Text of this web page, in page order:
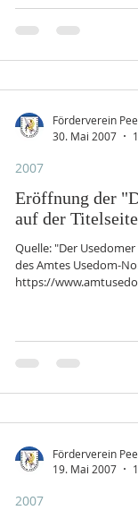
Dessau und Bautzen
Eröffnung der
auf der
Quelle: "Der
des Amtes Usedom-
https://
2007
Förderverein
30. Mai 2007
2007
Förderverein
19. Mai 2007